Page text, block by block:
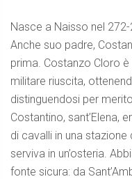
Nasce a Naisso nel 272-
Anche suo padre,
prima. Costanzo Cloro è
militare riuscita,
distinguendosi per
Costantino, sant’Elena,
di cavalli in una
serviva in un’osteria.
fonte sicura: da